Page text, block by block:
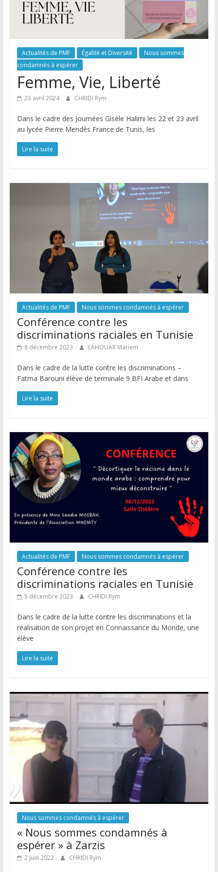
Actualités de PMF Égalité et Diversité
Nous sommes
condamnés à espérer
Femme, Vie, Liberté
23 avril 2024 CHRIDI Rym
Dans le cadre des Journées Gisèle Halimi les 22 et 23 avril
au lycée Pierre Mendès France de Tunis, les
Lire la suite
Actualités de PMF Nous sommes condamnés à espérer
Conférence contre les
discriminations raciales en Tunisie
8 décembre 2023 LAHOUAR Mariem
Dans le cadre de la lutte contre les discriminations –
Fatma Barouni élève de terminale 9 BFI Arabe et dans
Lire la suite
Actualités de PMF Nous sommes condamnés à espérer
Conférence contre les
discriminations raciales en Tunisie
5 décembre 2023 CHRIDI Rym
Dans le cadre de la lutte contre les discriminations et la
réalisation de son projet en Connaissance du Monde, une
élève
Lire la suite
Nous sommes condamnés à espérer
« Nous sommes condamnés à
espérer » à Zarzis
2 juin 2022 CHRIDI Rym